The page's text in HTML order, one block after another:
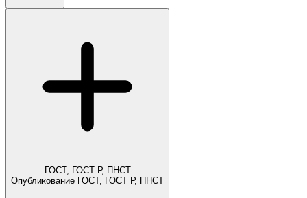
ГОСТ, ГОСТ Р, ПНСТ
Опубликование ГОСТ, ГОСТ Р, ПНСТ